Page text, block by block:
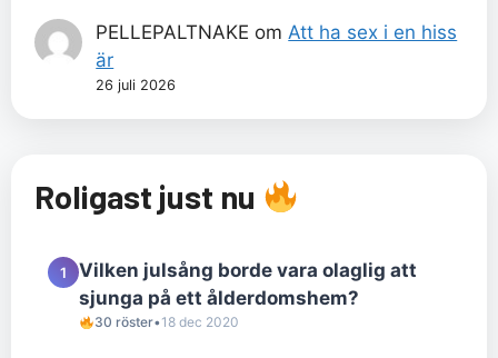
PELLEPALTNAKE om Att ha sex i en hiss
är
26 juli 2026
Roligast just nu
1
Vilken julsång borde vara olaglig att
sjunga på ett ålderdomshem?
30 röster•18 dec 2020